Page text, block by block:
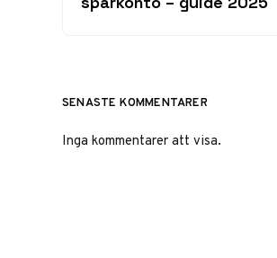
SENASTE KOMMENTARER
Inga kommentarer att visa.